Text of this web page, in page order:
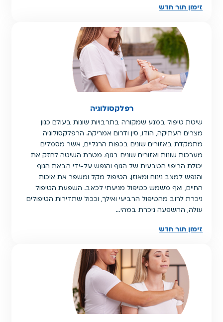
זימון תור חדש
רפלקסולוגיה
שיטת טיפול במגע שמקורה בתרבויות שונות בעולם כגון
מצרים העתיקה, הודו, סין ודרום אמריקה. הרפלקסולוגיה
מתמקדת באזורים שונים בכפות הרגליים, אשר מסמלים
מערכות שונות ואזורים שונים בגוף. מטרת השיטה לחזק את
יכולת הריפוי הטבעית של הגוף והנפש על-ידי הבאת הגוף
והנפש למצב נינוח ומאוזן. הטיפול מקל ומשפר את איכות
החיים, ואף משמש כטיפול מניעתי לכאב. השפעת הטיפול
ניכרת לרוב מהטיפול הרביעי ואילך, וככול שתדירות הטיפולים
עולה, ההשפעה ניכרת במהי…
זימון תור חדש